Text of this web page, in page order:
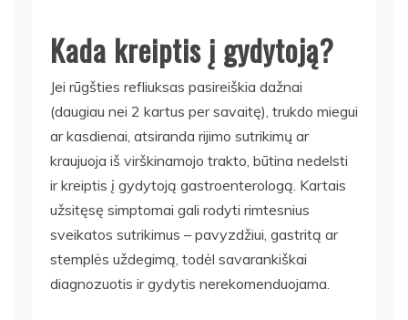
Kada kreiptis į gydytoją?
Jei rūgšties refliuksas pasireiškia dažnai
(daugiau nei 2 kartus per savaitę), trukdo miegui
ar kasdienai, atsiranda rijimo sutrikimų ar
kraujuoja iš virškinamojo trakto, būtina nedelsti
ir kreiptis į gydytoją gastroenterologą. Kartais
užsitęsę simptomai gali rodyti rimtesnius
sveikatos sutrikimus – pavyzdžiui, gastritą ar
stemplės uždegimą, todėl savarankiškai
diagnozuotis ir gydytis nerekomenduojama.